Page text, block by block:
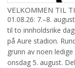
VELKOMMEN TIL
01.08.26: 7.–8.
til to innholdsrike
på Aure stadion.
grunn av noen
onsdag 5. august.